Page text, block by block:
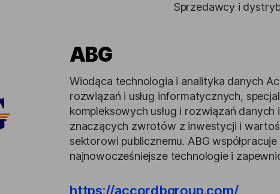
Sprzedawcy i
ABG
Wiodąca technologia i analityka danych
rozwiązań i usług informatycznych,
kompleksowych usług i rozwiązań
znaczących zwrotów z inwestycji i
sektorowi publicznemu. ABG
najnowocześniejsze technologie i
https://accordbgroup.com/